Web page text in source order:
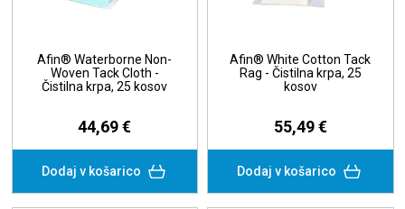
Afin® Waterborne Non-
Woven Tack Cloth -
Čistilna krpa, 25 kosov
44,69 €
Dodaj v košarico
Afin® White Cotton Tack
Rag - Čistilna krpa, 25
kosov
55,49 €
Dodaj v košarico